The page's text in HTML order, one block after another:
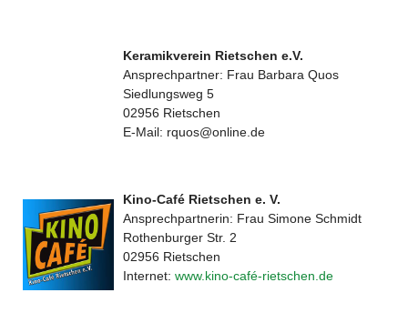
Keramikverein Rietschen e.V.
Ansprechpartner: Frau Barbara Quos
Siedlungsweg 5
02956 Rietschen
E-Mail: rquos@online.de
Kino-Café Rietschen e. V.
Ansprechpartnerin: Frau Simone Schmidt
Rothenburger Str. 2
02956 Rietschen
Internet: www.kino-café-rietschen.de